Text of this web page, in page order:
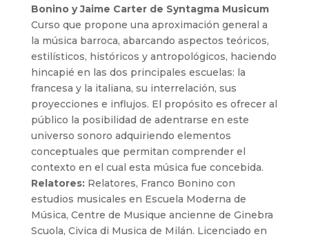
Bonino y Jaime Carter de Syntagma Musicum
Curso que propone una aproximación general a
la música barroca, abarcando aspectos teóricos,
estilísticos, históricos y antropológicos, haciendo
hincapié en las dos principales escuelas: la
francesa y la italiana, su interrelación, sus
proyecciones e influjos. El propósito es ofrecer al
público la posibilidad de adentrarse en este
universo sonoro adquiriendo elementos
conceptuales que permitan comprender el
contexto en el cual esta música fue concebida.
Relatores:Relatores, Franco Bonino con
estudios musicales en Escuela Moderna de
Música, Centre de Musique ancienne de Ginebra
Scuola, Civica di Musica de Milán. Licenciado en